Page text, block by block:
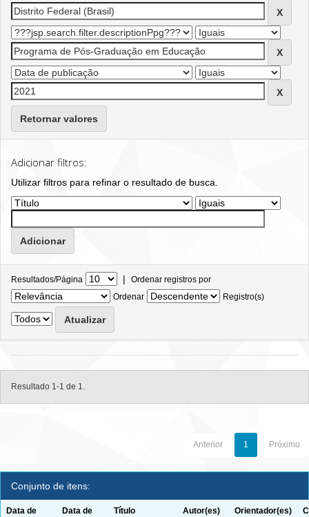
Retornar valores
Adicionar filtros:
Utilizar filtros para refinar o resultado de busca.
Resultados/Página | Ordenar registros por
Ordenar
Registro(s)
Resultado 1-1 de 1.
Anterior 1 Próximo
Conjunto de itens:
Data de
Data de
Título Autor(es) Orientador(es)